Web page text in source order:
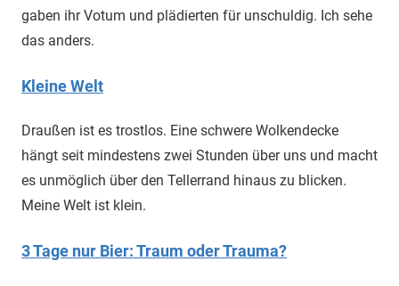
gaben ihr Votum und plädierten für unschuldig. Ich sehe
das anders.
Kleine Welt
Draußen ist es trostlos. Eine schwere Wolkendecke
hängt seit mindestens zwei Stunden über uns und macht
es unmöglich über den Tellerrand hinaus zu blicken.
Meine Welt ist klein.
3 Tage nur Bier: Traum oder Trauma?